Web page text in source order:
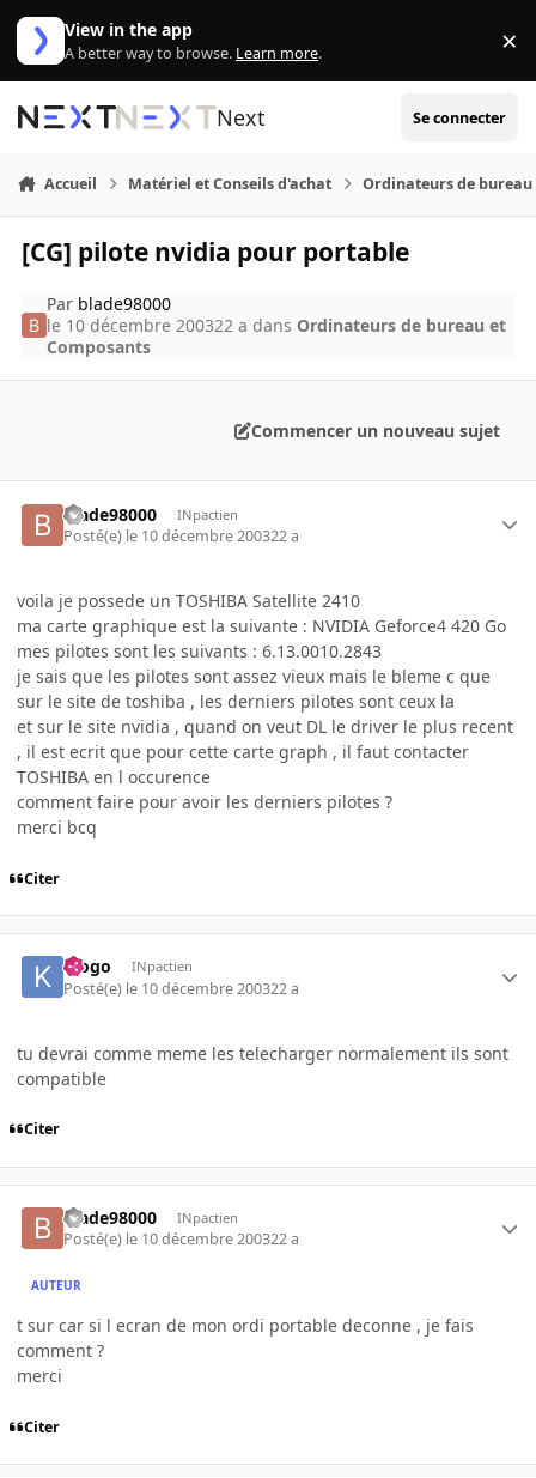
Aller au contenu
View in the app
A better way to browse. Learn more. ×
Next Se connecter
Accueil Matériel et Conseils d'achat Ordinateurs de bureau
[CG] pilote nvidia pour portable
Par blade98000
le 10 décembre 200322 a dans Ordinateurs de bureau et
Composants
Commencer un nouveau sujet
blade98000 INpactien
Posté(e) le 10 décembre 200322 a
voila je possede un TOSHIBA Satellite 2410
ma carte graphique est la suivante : NVIDIA Geforce4 420 Go
mes pilotes sont les suivants : 6.13.0010.2843
je sais que les pilotes sont assez vieux mais le bleme c que
sur le site de toshiba , les derniers pilotes sont ceux la
et sur le site nvidia , quand on veut DL le driver le plus recent
, il est ecrit que pour cette carte graph , il faut contacter
TOSHIBA en l occurence
comment faire pour avoir les derniers pilotes ?
merci bcq
Citer
klogo INpactien
Posté(e) le 10 décembre 200322 a
tu devrai comme meme les telecharger normalement ils sont
compatible
Citer
blade98000 INpactien
Posté(e) le 10 décembre 200322 a
AUTEUR
t sur car si l ecran de mon ordi portable deconne , je fais
comment ?
merci
Citer